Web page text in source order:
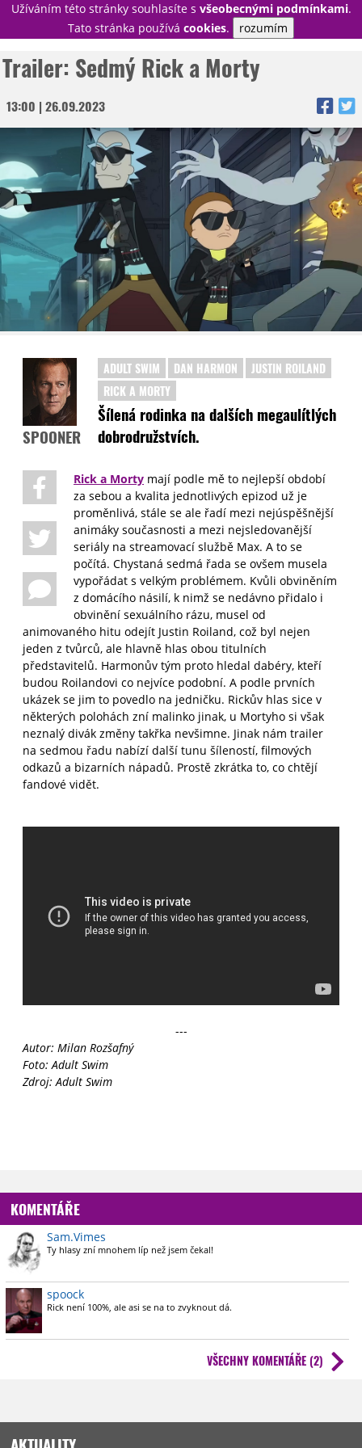
Užíváním této stránky souhlasíte s všeobecnými podmínkami.
Tato stránka používá cookies. rozumím
PŘIHLÁSIT
NOVINKY
TÉMATA
RECENZE
EPIZODY
TRAILERY
GALERIE
DISKUZE
STATISTIKY
TIRÁŽ
Trailer: Sedmý Rick a Morty
13:00 | 26.09.2023
SPOONER
ADULT SWIM DAN HARMON
JUSTIN ROILAND
RICK A MORTY
Šílená rodinka na dalších megaulítlých
dobrodružstvích.
Rick a Morty mají podle mě to nejlepší období
za sebou a kvalita jednotlivých epizod už je
proměnlivá, stále se ale řadí mezi nejúspěšnější
animáky současnosti a mezi nejsledovanější
seriály na streamovací službě Max. A to se
počítá. Chystaná sedmá řada se ovšem musela
vypořádat s velkým problémem. Kvůli obviněním
z domácího násilí, k nimž se nedávno přidalo i
obvinění sexuálního rázu, musel od
animovaného hitu odejít Justin Roiland, což byl nejen
jeden z tvůrců, ale hlavně hlas obou titulních
představitelů. Harmonův tým proto hledal dabéry, kteří
budou Roilandovi co nejvíce podobní. A podle prvních
ukázek se jim to povedlo na jedničku. Rickův hlas sice v
některých polohách zní malinko jinak, u Mortyho si však
neznalý divák změny takřka nevšimne. Jinak nám trailer
na sedmou řadu nabízí další tunu šíleností, filmových
odkazů a bizarních nápadů. Prostě zkrátka to, co chtějí
fandové vidět.
---
Autor: Milan Rozšafný
Foto: Adult Swim
Zdroj: Adult Swim
KOMENTÁŘE
Sam.Vimes
Ty hlasy zní mnohem líp než jsem čekal!
spoock
Rick není 100%, ale asi se na to zvyknout dá.
VŠECHNY KOMENTÁŘE (2)